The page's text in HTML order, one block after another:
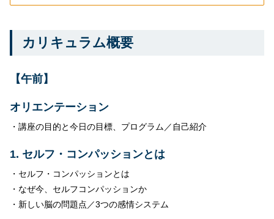
カリキュラム概要
【午前】
オリエンテーション
・講座の目的と今日の目標、プログラム／自己紹介
1. セルフ・コンパッションとは
・セルフ・コンパッションとは
・なぜ今、セルフコンパッションか
・新しい脳の問題点／3つの感情システム